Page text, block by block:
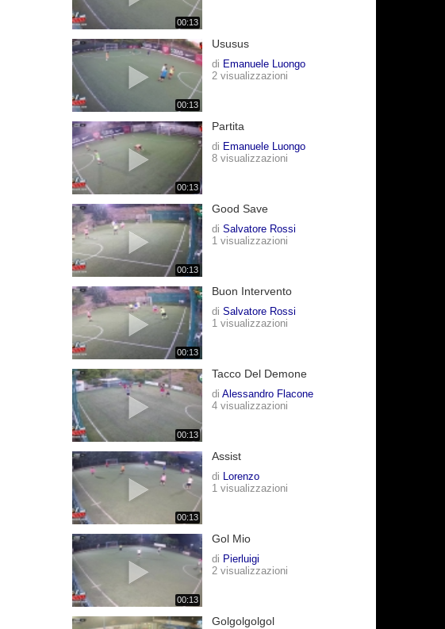
00:13
00:13
Ususus
di Emanuele Luongo
2 visualizzazioni
00:13
Partita
di Emanuele Luongo
8 visualizzazioni
00:13
Good Save
di Salvatore Rossi
1 visualizzazioni
00:13
Buon Intervento
di Salvatore Rossi
1 visualizzazioni
00:13
Tacco Del Demone
di Alessandro Flacone
4 visualizzazioni
00:13
Assist
di Lorenzo
1 visualizzazioni
00:13
Gol Mio
di Pierluigi
2 visualizzazioni
Golgolgolgol